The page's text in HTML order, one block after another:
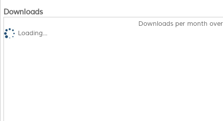
Downloads
Downloads per month
Loading...